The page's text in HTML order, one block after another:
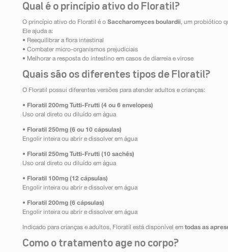
Qual é o princípio ativo do Floratil?
O princípio ativo do Floratil é o Saccharomyces boulardii, um probiótico
Ele ajuda a:
• Reequilibrar a flora intestinal
• Combater micro-organismos prejudiciais
• Melhorar a resposta do intestino em casos de diarreia e virose
Quais são os diferentes tipos de Floratil?
O Floratil possui diferentes versões para atender adultos e crianças:
• Floratil 200mg Tutti-Frutti (4 ou 6 envelopes)
Uso oral direto ou diluído em água
• Floratil 250mg (6 ou 10 cápsulas)
Engolir inteira ou abrir e dissolver em água
• Floratil 250mg Tutti-Frutti (10 sachês)
Uso oral direto ou diluído em água
• Floratil 100mg (12 cápsulas)
Engolir inteira ou abrir e dissolver em água
• Floratil 200mg (6 cápsulas)
Engolir inteira ou abrir e dissolver em água
Indicado para crianças e adultos, Floratil está disponível em todas as
Como o tratamento age no corpo?